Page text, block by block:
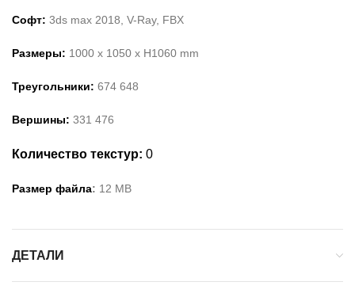
Софт: 3ds max 2018, V-Ray, FBX
Размеры: 1000 x 1050 x H1060 mm
Треугольники: 674 648
Вершины: 331 476
Количество текстур: 0
Размер файла: 12 MB
ДЕТАЛИ